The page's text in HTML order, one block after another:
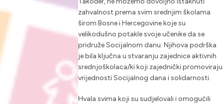
zahvalnost prema svim srednjim školama
širom Bosne i Hercegovine koje su
velikodušno potakle svoje učenike da se
pridruže Socijalnom danu. Njihova podrška
je bila ključna u stvaranju zajednice aktivnih
srednjoškolaca/ki koji zajednički promoviraju
vrijednosti Socijalnog dana i solidarnosti.
Hvala svima koji su sudjelovali i omogućili